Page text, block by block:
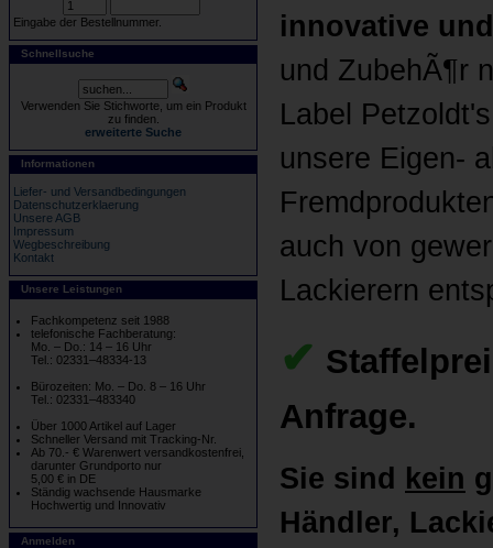
Eingabe der Bestellnummer.
Schnellsuche
Verwenden Sie Stichworte, um ein Produkt
zu finden.
erweiterte Suche
Informationen
Liefer- und Versandbedingungen
Datenschutzerklaerung
Unsere AGB
Impressum
Wegbeschreibung
Kontakt
Unsere Leistungen
Fachkompetenz seit 1988
telefonische Fachberatung:
Mo. – Do.: 14 – 16 Uhr
Tel.: 02331–48334-13
Bürozeiten: Mo. – Do. 8 – 16 Uhr
Tel.: 02331–483340
Über 1000 Artikel auf Lager
Schneller Versand mit Tracking-Nr.
Ab 70.- € Warenwert versandkostenfrei,
darunter Grundporto nur
5,00 € in DE
Ständig wachsende Hausmarke
Hochwertig und Innovativ
Anmelden
innovative
und ZubehÃ¶r
Label
unsere Eigen-
auch von
Lackierern
✔
Anfrage.
Sie sind kein
Händler,